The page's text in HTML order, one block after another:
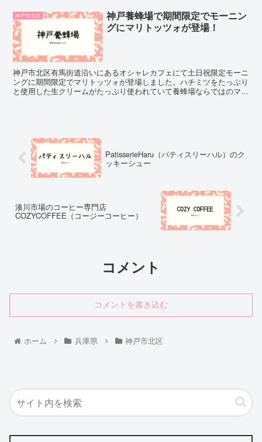
神戸市北区
神戸養蜂場で期間限定でモーニン
グにマリトッツォが登場！
神戸市北区有馬街道沿いにあるオシャレカフェにて土日祝限定モーニ
ングに期間限定でマリトッツォが登場しました。ハチミツをたっぷり
と使用した生クリームがたっぷり使われていて養蜂場ならではのマリ
PatisserieHaru（パティスリーハル）のク
ッキーシュー
湊川市場のコーヒー専門店
COZYCOFFEE（コージーコーヒー）
コメント
コメントを書き込む
ホーム 兵庫県 神戸市北区